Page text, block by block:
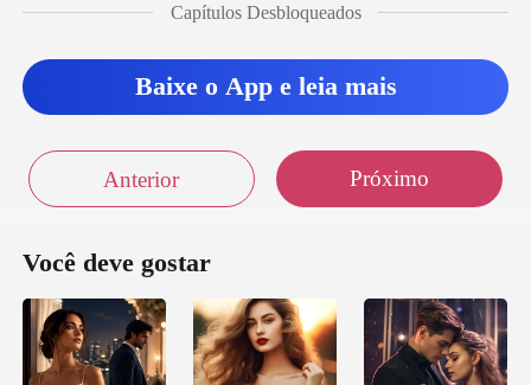
Capítulos Desbloqueados
Baixe o App e leia mais
Anterior Próximo
Você deve gostar